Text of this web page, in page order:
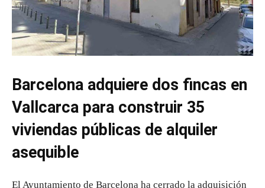
Barcelona adquiere dos fincas en
Vallcarca para construir 35
viviendas públicas de alquiler
asequible
El Ayuntamiento de Barcelona ha cerrado la adquisición